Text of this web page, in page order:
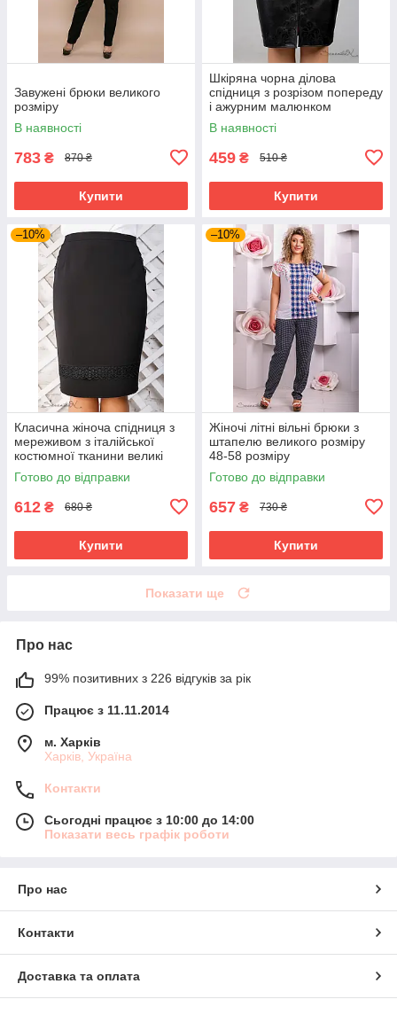
Завужені брюки великого
розміру
В наявності
783 ₴ 870 ₴
Купити
Шкіряна чорна ділова
спідниця з розрізом попереду
і ажурним малюнком
великого розміру 48-54
В наявності
459 ₴ 510 ₴
Купити
–10%
Класична жіноча спідниця з
мереживом з італійської
костюмної тканини великі
розміри 50
Готово до відправки
612 ₴ 680 ₴
Купити
–10%
Жіночі літні вільні брюки з
штапелю великого розміру
48-58 розміру
Готово до відправки
657 ₴ 730 ₴
Купити
Показати ще
Про нас
99% позитивних з 226 відгуків за рік
Працює з 11.11.2014
м. Харків
Харків, Україна
Контакти
Сьогодні працює з 10:00 до 14:00
Показати весь графік роботи
Про нас
Контакти
Доставка та оплата